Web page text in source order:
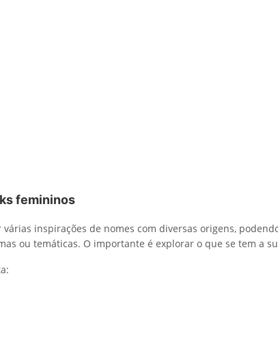
femininos
várias inspirações de nomes com diversas origens,
ou temáticas. O importante é explorar o que se tem a